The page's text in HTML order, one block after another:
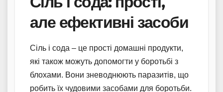
але ефективні засоби
Сіль і сода – це прості домашні продукти,
які також можуть допомогти у боротьбі з
блохами. Вони зневоднюють паразитів, що
робить їх чудовими засобами для боротьби.